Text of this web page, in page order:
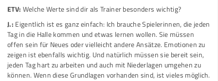
ETV: Welche Werte sind dir als Trainer besonders wichtig?
J.: Eigentlich ist es ganz einfach: Ich brauche Spielerinnen, die jeden
Tag in die Halle kommen und etwas lernen wollen. Sie müssen
offen sein für Neues oder vielleicht andere Ansätze. Emotionen zu
zeigen ist ebenfalls wichtig. Und natürlich müssen sie bereit sein,
jeden Tag hart zu arbeiten und auch mit Niederlagen umgehen zu
können. Wenn diese Grundlagen vorhanden sind, ist vieles möglich.